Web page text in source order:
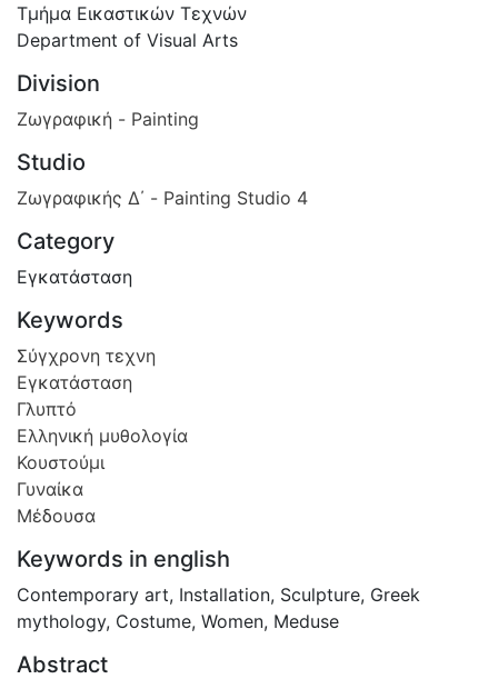
Τμήμα Εικαστικών Τεχνών
Department of Visual Arts
Division
Ζωγραφική - Painting
Studio
Ζωγραφικής Δ΄ - Painting Studio 4
Category
Εγκατάσταση
Keywords
Σύγχρονη τεχνη
Εγκατάσταση
Γλυπτό
Ελληνική μυθολογία
Κουστούμι
Γυναίκα
Μέδουσα
Keywords in english
Contemporary art, Installation, Sculpture, Greek
mythology, Costume, Women, Meduse
Abstract